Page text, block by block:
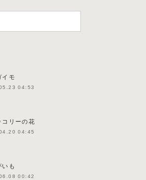
イモ
04:53
コリーの花
04:45
いも
00:42